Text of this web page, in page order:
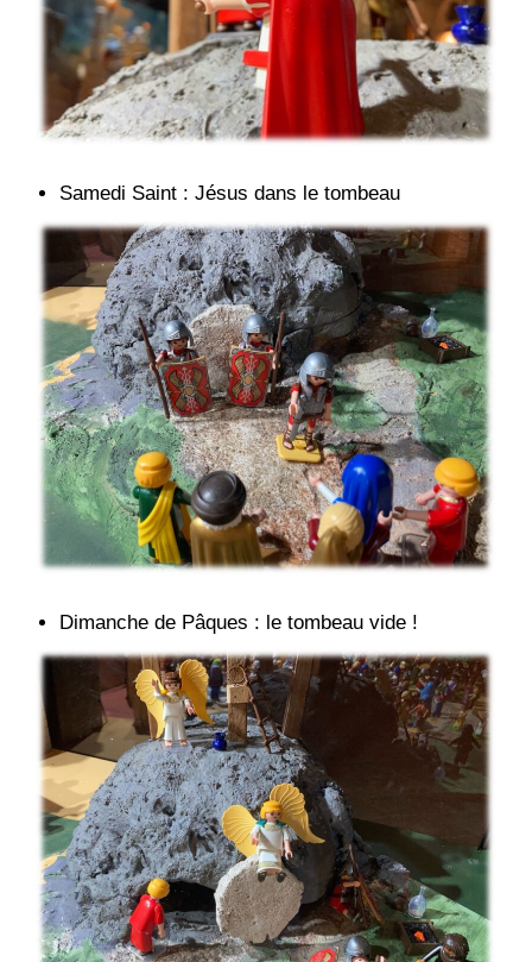
Samedi Saint : Jésus dans le tombeau
Dimanche de Pâques : le tombeau vide !